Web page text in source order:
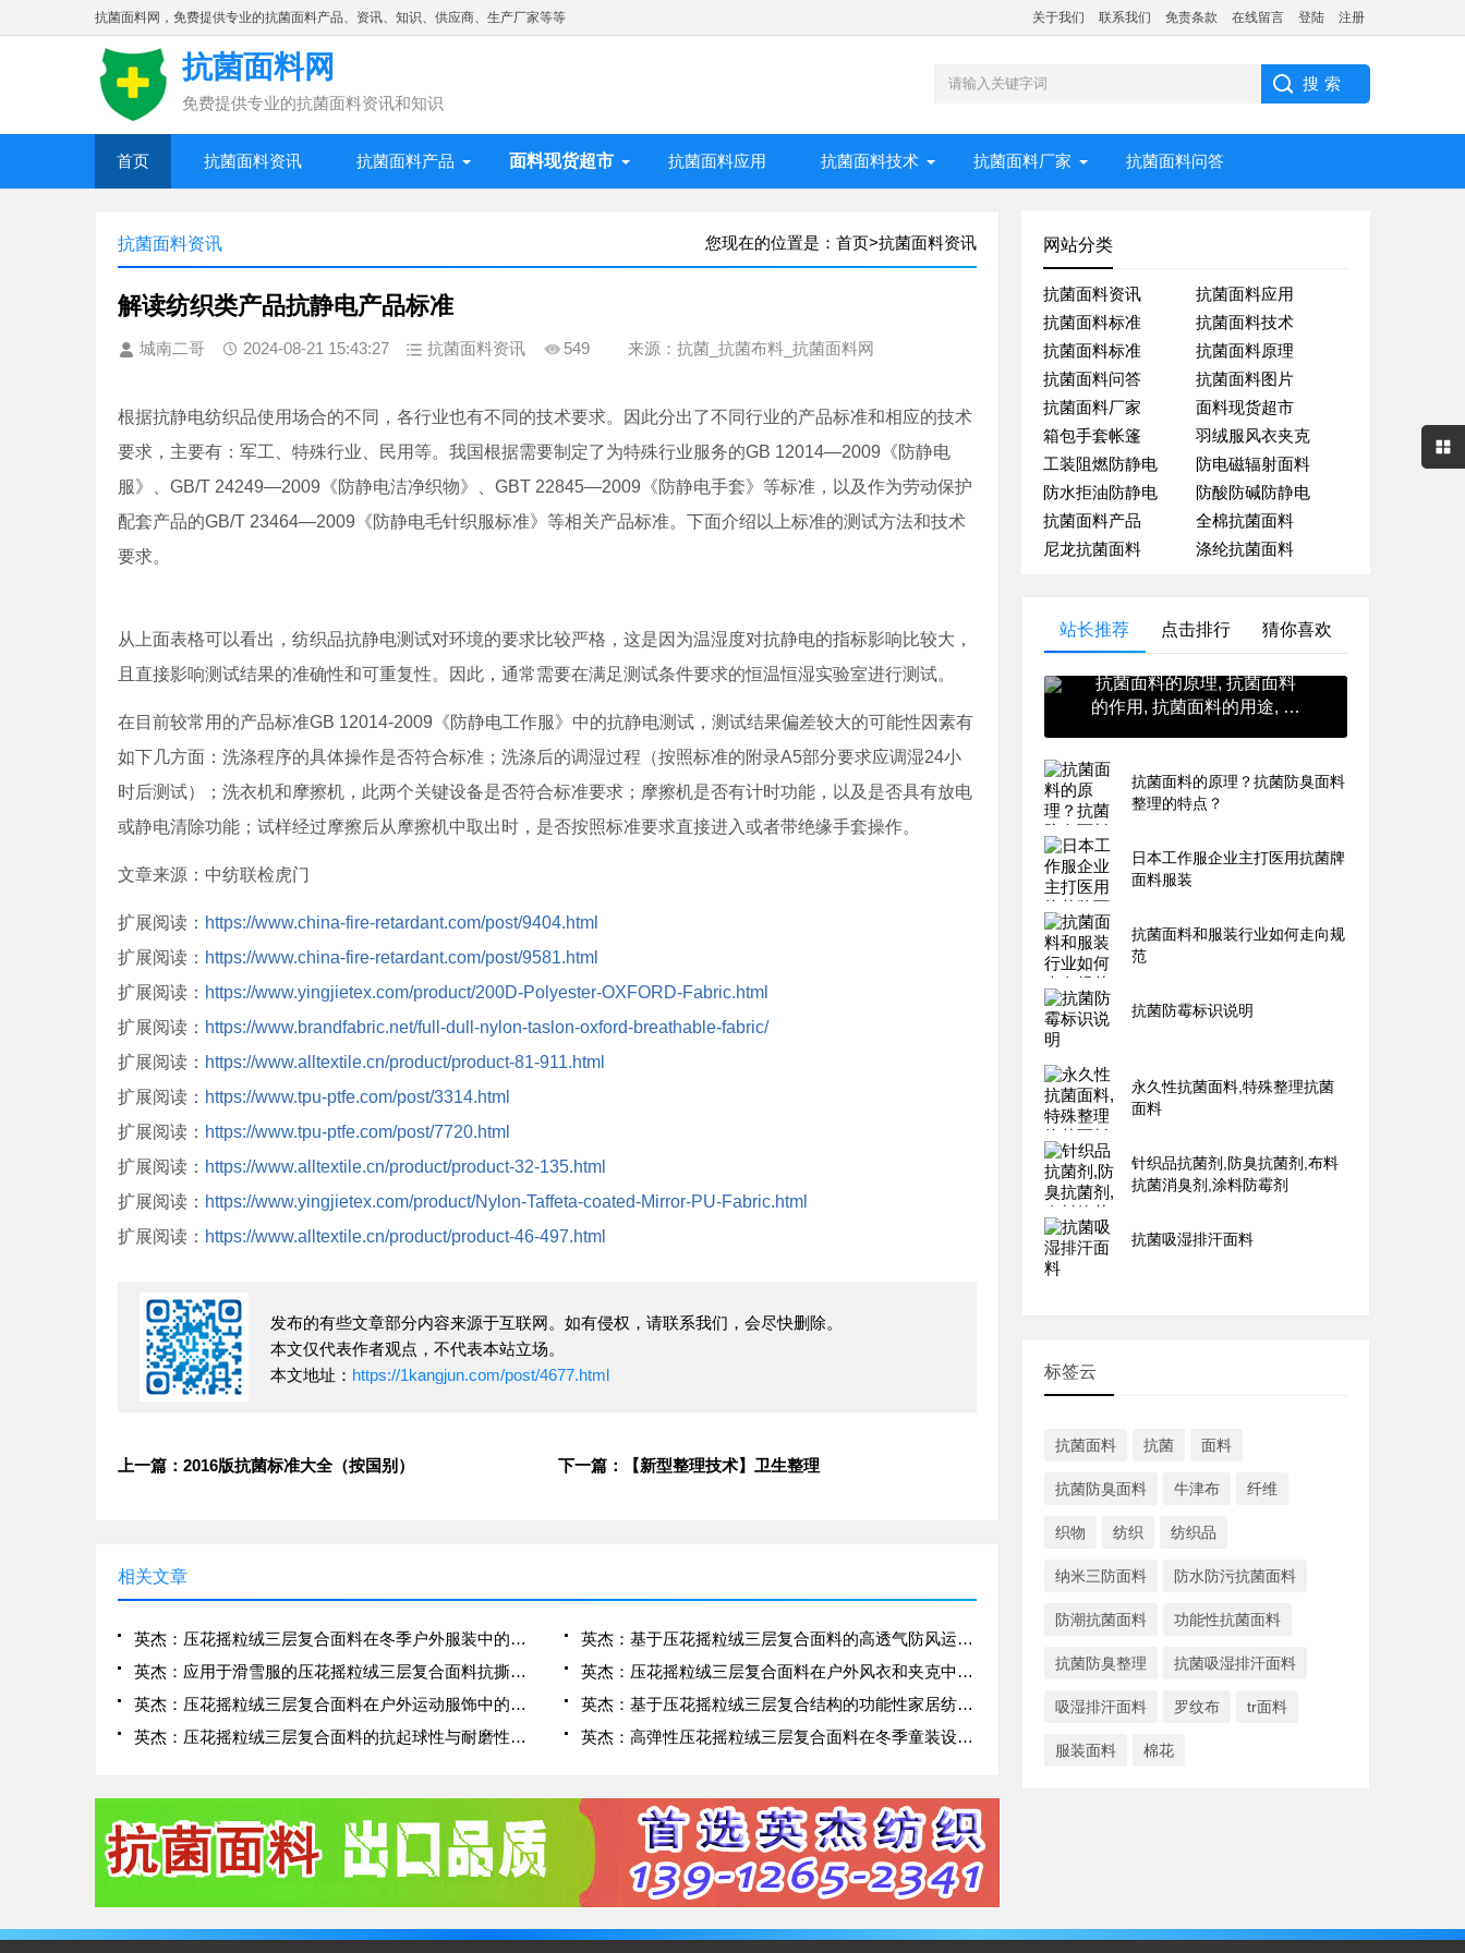
抗菌面料网，免费提供专业的抗菌面料产品、资讯、知识、供应商、生产厂家等等 关于我们 联系我们 免责条款 在线留言 登陆 注册
抗菌面料网
免费提供专业的抗菌面料资讯和知识
首页 抗菌面料资讯 抗菌面料产品 面料现货超市 抗菌面料应用 抗菌面料技术 抗菌面料厂家 抗菌面料问答
您现在的位置是： 首页>抗菌面料资讯
抗菌面料资讯
解读纺织类产品抗静电产品标准
城南二哥 2024-08-21 15:43:27 抗菌面料资讯 549 来源：抗菌_抗菌布料_抗菌面料网
根据抗静电纺织品使用场合的不同，各行业也有不同的技术要求。因此分出了不同行业的产品标准和相应的技术
要求，主要有：军工、特殊行业、民用等。我国根据需要制定了为特殊行业服务的GB 12014—2009《防静电
服》、GB/T 24249—2009《防静电洁净织物》、GBT 22845—2009《防静电手套》等标准，以及作为劳动保护
配套产品的GB/T 23464—2009《防静电毛针织服标准》等相关产品标准。下面介绍以上标准的测试方法和技术
要求。
从上面表格可以看出，纺织品抗静电测试对环境的要求比较严格，这是因为温湿度对抗静电的指标影响比较大，
且直接影响测试结果的准确性和可重复性。因此，通常需要在满足测试条件要求的恒温恒湿实验室进行测试。
在目前较常用的产品标准GB 12014-2009《防静电工作服》中的抗静电测试，测试结果偏差较大的可能性因素有
如下几方面：洗涤程序的具体操作是否符合标准；洗涤后的调湿过程（按照标准的附录A5部分要求应调湿24小
时后测试）；洗衣机和摩擦机，此两个关键设备是否符合标准要求；摩擦机是否有计时功能，以及是否具有放电
或静电清除功能；试样经过摩擦后从摩擦机中取出时，是否按照标准要求直接进入或者带绝缘手套操作。
文章来源：中纺联检虎门
扩展阅读： https://www.china-fire-retardant.com/post/9404.html
扩展阅读： https://www.china-fire-retardant.com/post/9581.html
扩展阅读： https://www.yingjietex.com/product/200D-Polyester-OXFORD-Fabric.html
扩展阅读： https://www.brandfabric.net/full-dull-nylon-taslon-oxford-breathable-fabric/
扩展阅读： https://www.alltextile.cn/product/product-81-911.html
扩展阅读： https://www.tpu-ptfe.com/post/3314.html
扩展阅读： https://www.tpu-ptfe.com/post/7720.html
扩展阅读： https://www.alltextile.cn/product/product-32-135.html
扩展阅读： https://www.yingjietex.com/product/Nylon-Taffeta-coated-Mirror-PU-Fabric.html
扩展阅读： https://www.alltextile.cn/product/product-46-497.html
发布的有些文章部分内容来源于互联网。如有侵权，请联系我们，会尽快删除。
本文仅代表作者观点，不代表本站立场。
本文地址： https://1kangjun.com/post/4677.html
上一篇：2016版抗菌标准大全（按国别） 下一篇：【新型整理技术】卫生整理
相关文章
英杰：压花摇粒绒三层复合面料在冬季户外服装中的保暖性能优化研究
英杰：基于压花摇粒绒三层复合面料的高透气防风运动服饰开发
英杰：应用于滑雪服的压花摇粒绒三层复合面料抗撕裂与耐磨性提升技术
英杰：压花摇粒绒三层复合面料在户外风衣和夹克中的应用与性能
英杰：压花摇粒绒三层复合面料在户外运动服饰中的保暖与透气性能研究
英杰：基于压花摇粒绒三层复合结构的功能性家居纺织品开发与应用
英杰：压花摇粒绒三层复合面料的抗起球性与耐磨性优化技术分析
英杰：高弹性压花摇粒绒三层复合面料在冬季童装设计中的应用实践
网站分类
抗菌面料资讯
抗菌面料应用
抗菌面料标准
抗菌面料技术
抗菌面料标准
抗菌面料原理
抗菌面料问答
抗菌面料图片
抗菌面料厂家
面料现货超市
箱包手套帐篷
羽绒服风衣夹克
工装阻燃防静电
防电磁辐射面料
防水拒油防静电
防酸防碱防静电
抗菌面料产品
全棉抗菌面料
尼龙抗菌面料
涤纶抗菌面料
站长推荐 点击排行 猜你喜欢
抗菌面料的原理, 抗菌面料
的作用, 抗菌面料的用途, 抗
抗菌面料的原理？抗菌防臭面料
整理的特点？
日本工作服企业主打医用抗菌牌
面料服装
抗菌面料和服装行业如何走向规
范
抗菌防霉标识说明
永久性抗菌面料,特殊整理抗菌
面料
针织品抗菌剂,防臭抗菌剂,布料
抗菌消臭剂,涂料防霉剂
抗菌吸湿排汗面料
标签云
抗菌面料 抗菌 面料
抗菌防臭面料 牛津布 纤维
织物 纺织 纺织品
纳米三防面料 防水防污抗菌面料
防潮抗菌面料 功能性抗菌面料
抗菌防臭整理 抗菌吸湿排汗面料
吸湿排汗面料 罗纹布 tr面料
服装面料 棉花